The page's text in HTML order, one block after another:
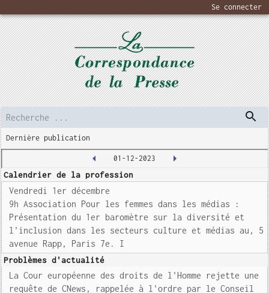
Se connecter
Dernière publication
01-12-2023
Calendrier de la profession
Vendredi 1er décembre
9h Association Pour les femmes dans les médias :
Présentation du 1er baromètre sur la diversité et
l'inclusion dans les secteurs culture et médias au, 5
avenue Rapp, Paris 7e. I
Problèmes d'actualité
La Cour européenne des droits de l'Homme rejette une
requête de CNews, rappelée à l'ordre par le Conseil